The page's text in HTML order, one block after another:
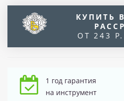
КУПИТЬ
ОТ 243
1 год гарантия
на инструмент